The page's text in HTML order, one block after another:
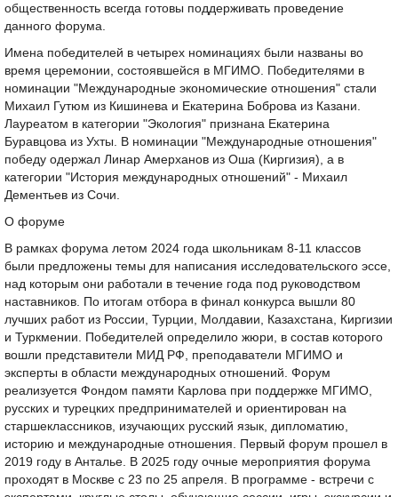
общественность всегда готовы поддерживать проведение
данного форума.
Имена победителей в четырех номинациях были названы во
время церемонии, состоявшейся в МГИМО. Победителями в
номинации "Международные экономические отношения" стали
Михаил Гутюм из Кишинева и Екатерина Боброва из Казани.
Лауреатом в категории "Экология" признана Екатерина
Буравцова из Ухты. В номинации "Международные отношения"
победу одержал Линар Амерханов из Оша (Киргизия), а в
категории "История международных отношений" - Михаил
Дементьев из Сочи.
О форуме
В рамках форума летом 2024 года школьникам 8-11 классов
были предложены темы для написания исследовательского эссе,
над которым они работали в течение года под руководством
наставников. По итогам отбора в финал конкурса вышли 80
лучших работ из России, Турции, Молдавии, Казахстана, Киргизии
и Туркмении. Победителей определило жюри, в состав которого
вошли представители МИД РФ, преподаватели МГИМО и
эксперты в области международных отношений. Форум
реализуется Фондом памяти Карлова при поддержке МГИМО,
русских и турецких предпринимателей и ориентирован на
старшеклассников, изучающих русский язык, дипломатию,
историю и международные отношения. Первый форум прошел в
2019 году в Анталье. В 2025 году очные мероприятия форума
проходят в Москве с 23 по 25 апреля. В программе - встречи с